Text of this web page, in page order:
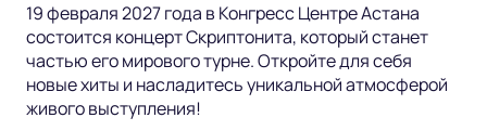
19 февраля 2027 года в Конгресс Центре Астана
состоится концерт Скриптонита, который станет
частью его мирового турне. Откройте для себя
новые хиты и насладитесь уникальной атмосферой
живого выступления!